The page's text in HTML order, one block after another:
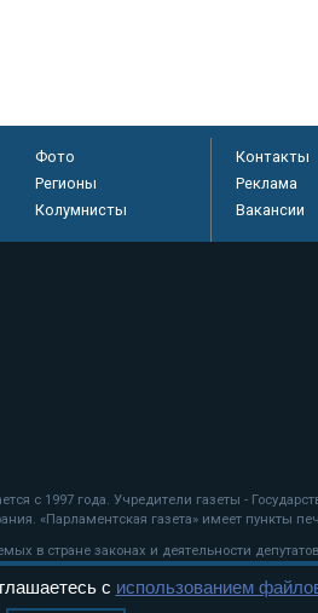
Фото
Регионы
Колумнисты
Контакты
Реклама
Вакансии
с 1997 года. Учредители газеты -
«Парламентская газета» имеет пункты
в стране законах и деятельности
с использованием